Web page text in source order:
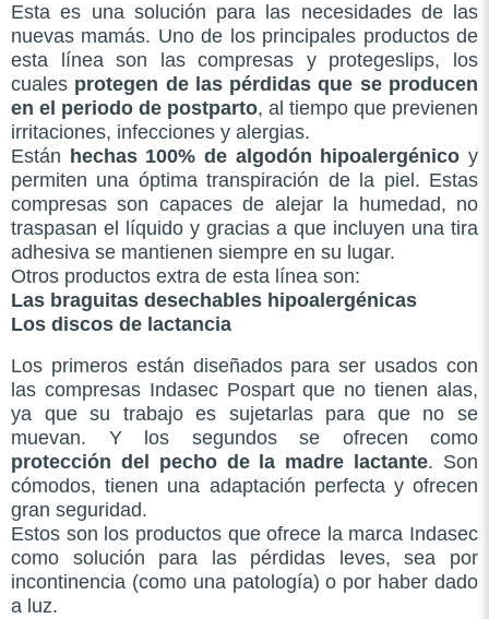
Esta es una solución para las necesidades de las
nuevas mamás. Uno de los principales productos de
esta línea son las compresas y protegeslips, los
cuales protegen de las pérdidas que se producen
en el periodo de postparto, al tiempo que previenen
irritaciones, infecciones y alergias.
Están hechas 100% de algodón hipoalergénico y
permiten una óptima transpiración de la piel. Estas
compresas son capaces de alejar la humedad, no
traspasan el líquido y gracias a que incluyen una tira
adhesiva se mantienen siempre en su lugar.
Otros productos extra de esta línea son:
Las braguitas desechables hipoalergénicas
Los discos de lactancia
Los primeros están diseñados para ser usados con
las compresas Indasec Pospart que no tienen alas,
ya que su trabajo es sujetarlas para que no se
muevan. Y los segundos se ofrecen como
protección del pecho de la madre lactante. Son
cómodos, tienen una adaptación perfecta y ofrecen
gran seguridad.
Estos son los productos que ofrece la marca Indasec
como solución para las pérdidas leves, sea por
incontinencia (como una patología) o por haber dado
a luz.